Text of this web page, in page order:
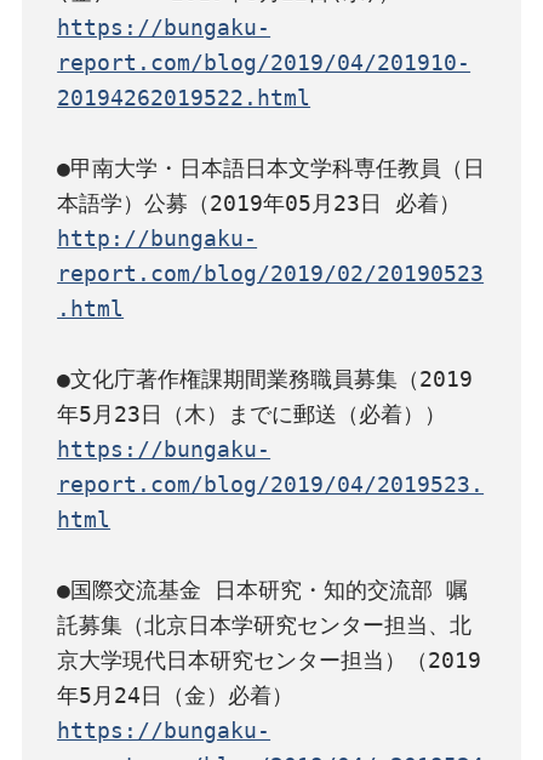
https://bungaku-
report.com/blog/2019/04/201910-
20194262019522.html
●甲南大学・日本語日本文学科専任教員（日
http://bungaku-
report.com/blog/2019/02/20190523
.html
●文化庁著作権課期間業務職員募集（2019
https://bungaku-
report.com/blog/2019/04/2019523.
html
●国際交流基金 日本研究・知的交流部 嘱
託募集（北京日本学研究センター担当、北
京大学現代日本研究センター担当）（2019
https://bungaku-